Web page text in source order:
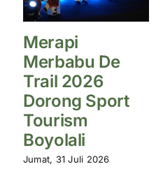
Merapi
Merbabu De
Trail 2026
Dorong Sport
Tourism
Boyolali
Jumat, 31 Juli 2026